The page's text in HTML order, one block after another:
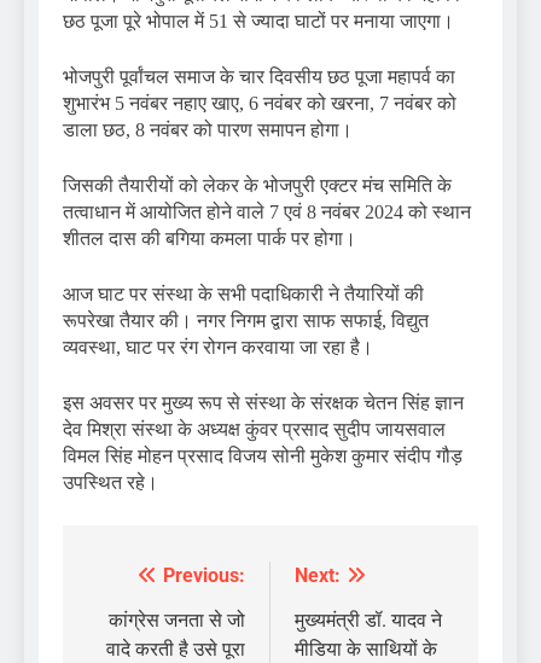
छठ पूजा पूरे भोपाल में 51 से ज्यादा घाटों पर मनाया जाएगा।
भोजपुरी पूर्वांचल समाज के चार दिवसीय छठ पूजा महापर्व का
शुभारंभ 5 नवंबर नहाए खाए, 6 नवंबर को खरना, 7 नवंबर को
डाला छठ, 8 नवंबर को पारण समापन होगा।
जिसकी तैयारीयों को लेकर के भोजपुरी एक्टर मंच समिति के
तत्वाधान में आयोजित होने वाले 7 एवं 8 नवंबर 2024 को स्थान
शीतल दास की बगिया कमला पार्क पर होगा।
आज घाट पर संस्था के सभी पदाधिकारी ने तैयारियों की
रूपरेखा तैयार की। नगर निगम द्वारा साफ सफाई, विद्युत
व्यवस्था, घाट पर रंग रोगन करवाया जा रहा है।
इस अवसर पर मुख्य रूप से संस्था के संरक्षक चेतन सिंह ज्ञान
देव मिश्रा संस्था के अध्यक्ष कुंवर प्रसाद सुदीप जायसवाल
विमल सिंह मोहन प्रसाद विजय सोनी मुकेश कुमार संदीप गौड़
उपस्थित रहे।
Post
navigation
Previous:
कांग्रेस जनता से जो
वादे करती है उसे पूरा
Next:
मुख्यमंत्री डॉ. यादव ने
मीडिया के साथियों के